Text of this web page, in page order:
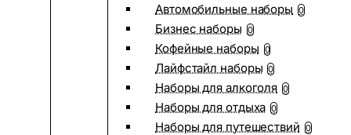
Автомобильные наборы 0
Бизнес наборы 0
Кофейные наборы 0
Лайфстайл наборы 0
Наборы для алкоголя 0
Наборы для отдыха 0
Наборы для путешествий 0